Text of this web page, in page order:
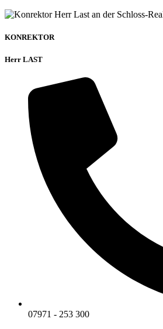
KONREKTOR
Herr LAST
07971 - 253 300